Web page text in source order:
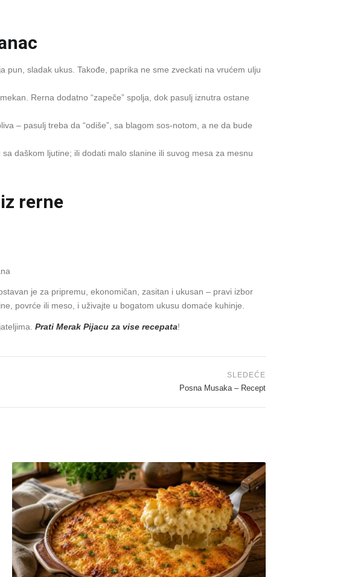
pun, sladak ukus. Takođe, paprika ne sme zveckati na vrućem ulju
Rerna dodatno “zapeče” spolja, dok pasulj iznutra ostane
– pasulj treba da “odiše”, sa blagom sos‑notom, a ne da bude
daškom ljutine; ili dodati malo slanine ili suvog mesa za mesnu
rerne
je za pripremu, ekonomičan, zasitan i ukusan – pravi izbor
povrće ili meso, i uživajte u bogatom ukusu domaće kuhinje.
Prati Merak Pijacu za vise recepata!
SLEDEĆE
Posna Musaka – Recept